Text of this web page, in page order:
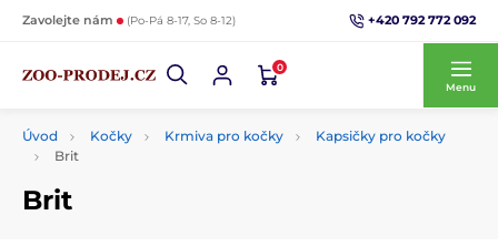
Zavolejte nám (Po-Pá 8-17, So 8-12) +420 792 772 092
0
Menu
Úvod Kočky Krmiva pro kočky
Kapsičky pro kočky
Brit
Brit